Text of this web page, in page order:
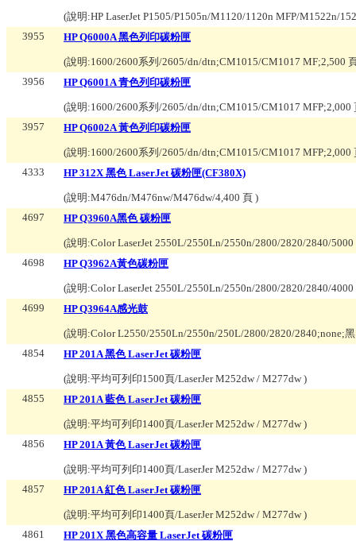
(說明:HP LaserJet P1505/P1505n/M1120/1120n MFP/M1522n/
3955
HP Q6000A 黑色列印碳粉匣
(說明:1600/2600系列/2605/dn/dtn;CM1015/CM1017 MF;2,500
3956
HP Q6001A 青色列印碳粉匣
(說明:1600/2600系列/2605/dn/dtn;CM1015/CM1017 MFP;2,000
3957
HP Q6002A 黃色列印碳粉匣
(說明:1600/2600系列/2605/dn/dtn;CM1015/CM1017 MFP;2,000
4333
HP 312X 黑色 LaserJet 碳粉匣(CF380X)
(說明:M476dn/M476nw/M476dw/4,400 頁 )
4697
HP Q3960A黑色 碳粉匣
(說明:Color LaserJet 2550L/2550Ln/2550n/2800/2820/2840/
4698
HP Q3962A黃色碳粉匣
(說明:Color LaserJet 2550L/2550Ln/2550n/2800/2820/2840/
4699
HP Q3964A感光鼓
(說明:Color L2550/2550Ln/2550n/250L/2800/2820/2840;none;
4854
HP 201A 黑色 LaserJet 碳粉匣
(說明:平均可列印1500頁/LaserJer M252dw / M277dw)
4855
HP 201A 藍色 LaserJet 碳粉匣
(說明:平均可列印1400頁/LaserJer M252dw / M277dw)
4856
HP 201A 黃色 LaserJet 碳粉匣
(說明:平均可列印1400頁/LaserJer M252dw / M277dw)
4857
HP 201A 紅色 LaserJet 碳粉匣
(說明:平均可列印1400頁/LaserJer M252dw / M277dw)
4861
HP 201X 黑色高容量 LaserJet 碳粉匣